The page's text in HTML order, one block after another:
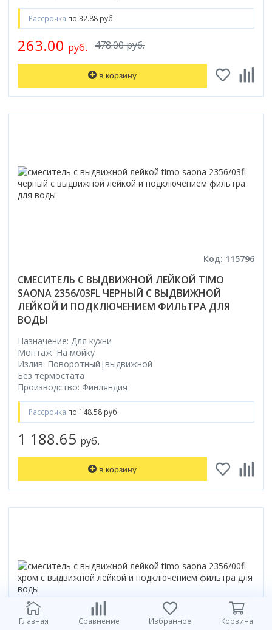
Рассрочка по 32.88 руб.
478.00 руб.
263.00 руб.
в корзину
Код: 115796
СМЕСИТЕЛЬ С ВЫДВИЖНОЙ ЛЕЙКОЙ TIMO
SAONA 2356/03FL ЧЕРНЫЙ С ВЫДВИЖНОЙ
ЛЕЙКОЙ И ПОДКЛЮЧЕНИЕМ ФИЛЬТРА ДЛЯ
ВОДЫ
Назначение: Для кухни
Монтаж: На мойку
Излив: Поворотный|выдвижной
Без термостата
Производство: Финляндия
Рассрочка по 148.58 руб.
1 188.65 руб.
в корзину
Главная Сравнение Избранное Корзина